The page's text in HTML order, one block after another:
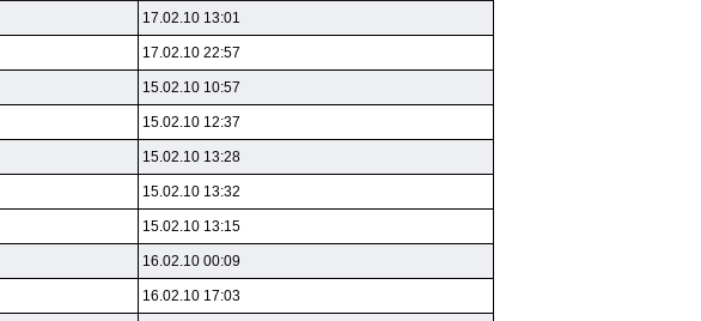
17.02.10 13:01
17.02.10 22:57
15.02.10 10:57
15.02.10 12:37
15.02.10 13:28
15.02.10 13:32
15.02.10 13:15
16.02.10 00:09
16.02.10 17:03